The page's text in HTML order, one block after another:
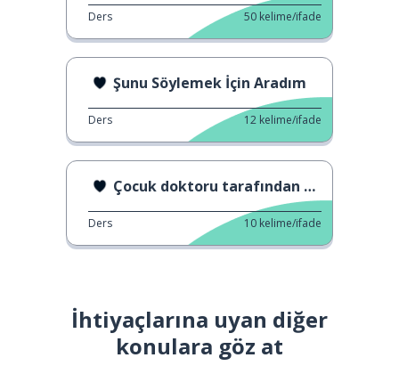
Ders 50 kelime/ifade
Şunu Söylemek İçin Aradım
Ders 12 kelime/ifade
Çocuk doktoru tarafından sorgulandığında
Ders 10 kelime/ifade
İhtiyaçlarına uyan diğer
konulara göz at